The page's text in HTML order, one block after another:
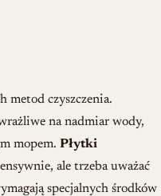
metod czyszczenia.
na nadmiar wody,
mopem. Płytki
ale trzeba uważać
specjalnych środków